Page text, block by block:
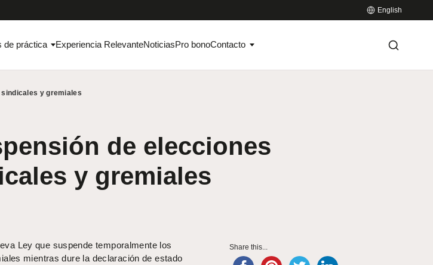
English
de práctica Experiencia RelevanteNoticiasPro bonoContacto
y gremiales
de elecciones
y gremiales
Ley que suspende temporalmente los
mientras dure la declaración de estado
Share this...